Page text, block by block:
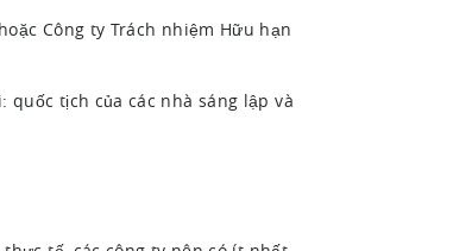
Công ty Trách nhiệm Hữu hạn
tịch của các nhà sáng lập và